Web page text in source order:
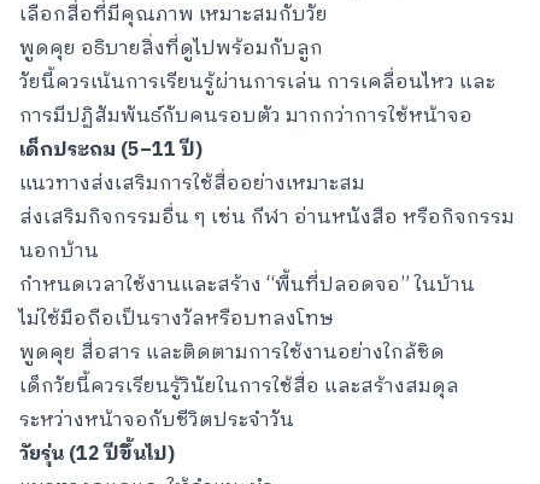
เลือกสื่อที่มีคุณภาพ เหมาะสมกับวัย
พูดคุย อธิบายสิ่งที่ดูไปพร้อมกับลูก
วัยนี้ควรเน้นการเรียนรู้ผ่านการเล่น การเคลื่อนไหว และ
การมีปฏิสัมพันธ์กับคนรอบตัว มากกว่าการใช้หน้าจอ
เด็กประถม (5–11 ปี)
แนวทางส่งเสริมการใช้สื่ออย่างเหมาะสม
ส่งเสริมกิจกรรมอื่น ๆ เช่น กีฬา อ่านหนังสือ หรือกิจกรรม
นอกบ้าน
กำหนดเวลาใช้งานและสร้าง “พื้นที่ปลอดจอ” ในบ้าน
ไม่ใช้มือถือเป็นรางวัลหรือบทลงโทษ
พูดคุย สื่อสาร และติดตามการใช้งานอย่างใกล้ชิด
เด็กวัยนี้ควรเรียนรู้วินัยในการใช้สื่อ และสร้างสมดุล
ระหว่างหน้าจอกับชีวิตประจำวัน
วัยรุ่น (12 ปีขึ้นไป)